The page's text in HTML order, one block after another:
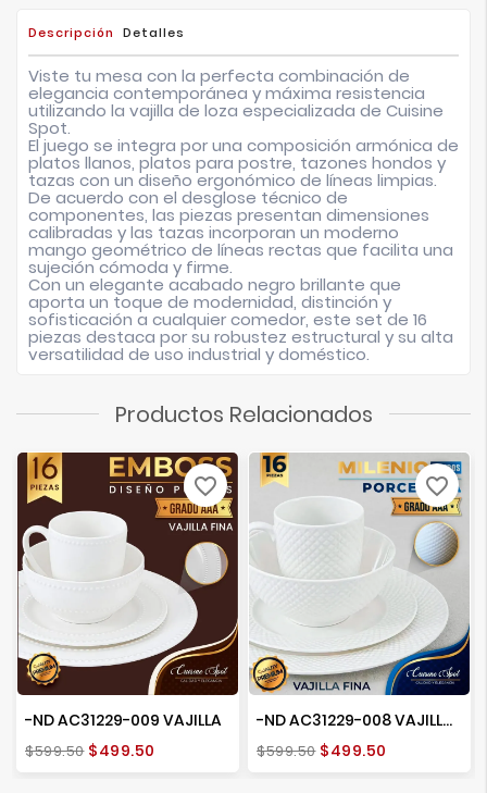
Descripción Detalles
Viste tu mesa con la perfecta combinación de
elegancia contemporánea y máxima resistencia
utilizando la vajilla de loza especializada de Cuisine
Spot.
El juego se integra por una composición armónica de
platos llanos, platos para postre, tazones hondos y
tazas con un diseño ergonómico de líneas limpias.
De acuerdo con el desglose técnico de
componentes, las piezas presentan dimensiones
calibradas y las tazas incorporan un moderno
mango geométrico de líneas rectas que facilita una
sujeción cómoda y firme.
Con un elegante acabado negro brillante que
aporta un toque de modernidad, distinción y
sofisticación a cualquier comedor, este set de 16
piezas destaca por su robustez estructural y su alta
versatilidad de uso industrial y doméstico.
Productos Relacionados
-ND AC31229-009 VAJILLA
Precio
$599.50 Precio
$499.50
favorite_border
-ND AC31229-008 VAJILLA 16 PIEZAS
Precio
$599.50 Precio
$499.50
favorite_border